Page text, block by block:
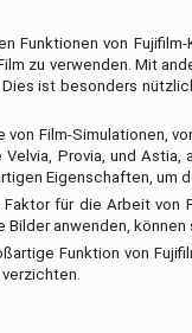
Funktionen von
zu verwenden. Mit
ist besonders
Film-Simulationen,
Provia, und
Eigenschaften, um
für die Arbeit
Bilder anwenden,
Funktion von